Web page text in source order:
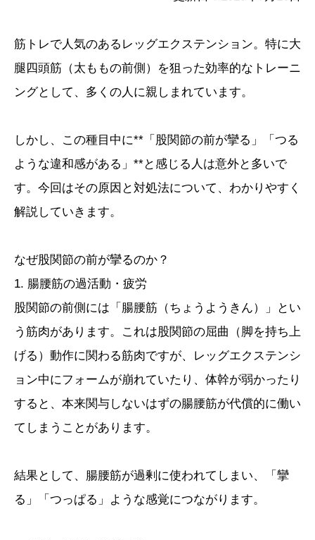
筋トレで人気のあるレッグエクステンション。特に大
腿四頭筋（太ももの前側）を狙った効率的なトレーニ
ングとして、多くの人に親しまれています。
しかし、この種目中に**「股関節の前が攣る」「つる
ような違和感がある」**と感じる人は意外と多いで
す。今回はその原因と対処法について、わかりやすく
解説していきます。
なぜ股関節の前が攣るのか？
1. 腸腰筋の過活動・疲労
股関節の前側には「腸腰筋（ちょうようきん）」とい
う筋肉があります。これは股関節の屈曲（脚を持ち上
げる）動作に関わる筋肉ですが、レッグエクステンシ
ョン中にフォームが崩れていたり、体幹が弱かったり
すると、本来関与しないはずの腸腰筋が代償的に働い
てしまうことがあります。
結果として、腸腰筋が過剰に使われてしまい、「攣
る」「つっぱる」ような感覚につながります。